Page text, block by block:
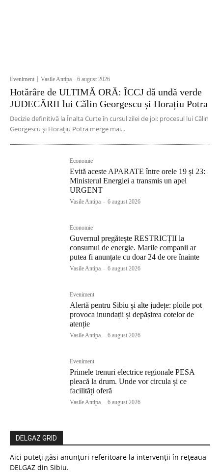
Eveniment Vasile Antipa -6 august 2026
Hotărâre de ULTIMĂ ORĂ: ÎCCJ dă undă verde
JUDECĂRII lui Călin Georgescu și Horațiu Potra
Decizie definitivă la Înalta Curte în cursul zilei de joi: procesul lui Călin
Georgescu și Horațiu Potra merge mai...
Economie
Evită aceste APARATE între orele 19 și 23:
Ministerul Energiei a transmis un apel
URGENT
Vasile Antipa - 6 august 2026
Economie
Guvernul pregătește RESTRICȚII la
consumul de energie. Marile companii ar
putea fi anunțate cu doar 24 de ore înainte
Vasile Antipa - 6 august 2026
Eveniment
Alertă pentru Sibiu și alte județe: ploile pot
provoca inundații și depășirea cotelor de
atenție
Vasile Antipa - 6 august 2026
Eveniment
Primele trenuri electrice regionale PESA
pleacă la drum. Unde vor circula și ce
facilități oferă
Vasile Antipa - 6 august 2026
DELGAZ GRID
Aici puteți găsi anunțuri referitoare la intervenții în rețeaua
DELGAZ din Sibiu.